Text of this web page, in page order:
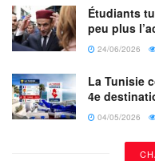
milliard de doses à des
fournissant des
D’autres pays doivent
déclaré.
Étudiants
peu plus
24/06/2026
La Tunisie
4e
04/05/2026